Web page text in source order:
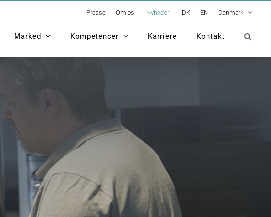
Presse Om os Nyheder DK EN Danmark
Marked Kompetencer Karriere Kontakt